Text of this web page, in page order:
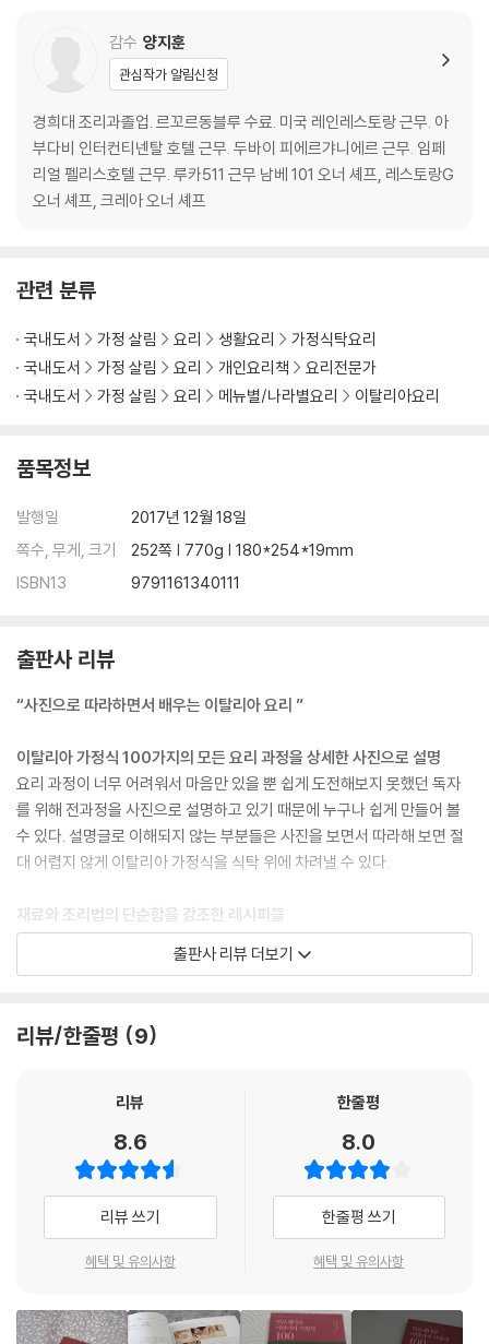
기본 & 기교 육수
살시치아, 샤프란, 파 육수 리소토
파, 카치오카발로 리소토
라이스 고로케
무청, 병아리콩, 익반죽 뇨키 스프
- 생선
기본 & 기교 생선과 조개 세척법
페페로니, 감자 바칼라 만테카토
셀러리, 돼지기름 아귀
라이트 마요네즈를 넣은 꼴뚜기 튀김
대구와 감자, 토마토
아스파라거스를 넣은 광어 스튜(구아쩨또)
혀넙치와 시금치, 가지 새우
소금 구이 농어와 그린 소스
농축 생선 스프
- 육류
쇠고기 비안케토
지중해식 토끼 요리
스카페체 토끼 튀김
카치아토라 소스를 곁들인 돼지 안심과 병아리콩 무스
치킨 구이
햄버거
참치 소스에 절인 송아지 고기
토마토 아그로돌체 소스를 곁들인 닭튀김
시금치 소스를 곁들인 폴페테
기본 & 기교 소스
셀러리, 무 퓌레를 얹은 돼지 정강이
딸기 바바레제와 요구르트 스프
배 크림 슈와 초콜릿 글라쎄
기본 & 기교 제과 반죽
복숭아 절임을 채운 봄바 튀김
크림 브리오슈
화이트초콜릿과 레몬 크림을 넣은 카놀리
바닐라 크림 브륄레
감수 양지훈
관심작가 알림신청
경희대 조리과졸업. 르꼬르동블루 수료. 미국 레인레스토랑 근무. 아
부다비 인터컨티넨탈 호텔 근무. 두바이 피에르갸니에르 근무. 임페
리얼 펠리스호텔 근무. 루카511 근무 남베 101 오너 셰프, 레스토랑G
오너 셰프, 크레아 오너 셰프
관련 분류
국내도서 가정 살림 요리 생활요리
가정식탁요리
국내도서
가정 살림 요리 개인요리책
요리전문가
국내도서
가정 살림 요리 메뉴별/나라별요리 이탈리아요리
품목정보
발행일
2017년 12월 18일
쪽수, 무게, 크기
252쪽 | 770g | 180*254*19mm
ISBN13
9791161340111
출판사 리뷰
“사진으로 따라하면서 배우는 이탈리아 요리 ”
이탈리아 가정식 100가지의 모든 요리 과정을 상세한 사진으로 설명
요리 과정이 너무 어려워서 마음만 있을 뿐 쉽게 도전해보지 못했던 독자
를 위해 전과정을 사진으로 설명하고 있기 때문에 누구나 쉽게 만들어 볼
수 있다. 설명글로 이해되지 않는 부분들은 사진을 보면서 따라해 보면 절
대 어렵지 않게 이탈리아 가정식을 식탁 위에 차려낼 수 있다.
재료와 조리법의 단순함을 강조한 레시피들
요리와 재료는 단순하고 간단해야 한다는 평소 저자의 지론을 그대로 책에
담았기 때문에 일반 독자들에게는 최고의 이탈리아 요리책이 될 것이다.
리고 기본 재료들은 주위에서 쉽게 구할 수 있는 것들을 최우선으로 고려
요리를 하려면 시간 조절이 중요할 때가 있다.
이 책에는 단 몇 분 안에 끝낼 수 있는 아주 간단한 레시피도 있고, 복잡한
레시피도 있다. 그래서 레시피마다 조리법의 난이도와 시간을 알려주고 있
기 때문에 그때그때 상황에 맞게 필요한 레시피를 선택해서 요리를 할 수
있도록 하고 있다.
는 미리미리 준비할 수 있도록 하고 있다.
출판사 리뷰 더보기
리뷰/한줄평 9
리뷰
8.6
리뷰 쓰기
혜택 및 유의사항
한줄평
8.0
한줄평 쓰기
혜택 및 유의사항